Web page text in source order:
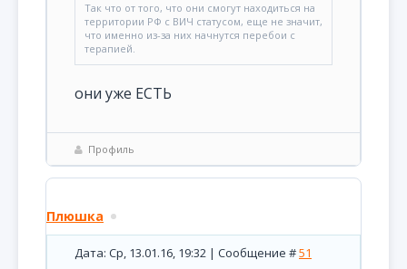
Так что от того, что они смогут находиться на
территории РФ с ВИЧ статусом, еще не значит,
что именно из-за них начнутся перебои с
терапией.
они уже ЕСТЬ
Профиль
Плюшка
Дата: Ср, 13.01.16, 19:32 | Сообщение #51